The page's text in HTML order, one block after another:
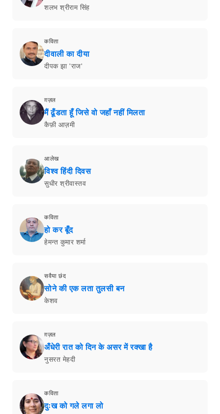
शलभ श्रीराम सिंह
कविता
दीवाली का दीया
दीपक झा 'राज'
ग़ज़ल
मैं ढूँडता हूँ जिसे वो जहाँ नहीं मिलता
कैफ़ी आज़मी
आलेख
विश्व हिंदी दिवस
सुधीर श्रीवास्तव
कविता
हो कर बूँद
हेमन्त कुमार शर्मा
सवैया छंद
सोने की एक लता तुलसी बन
केशव
ग़ज़ल
अँधेरी रात को दिन के असर में रक्खा है
नुसरत मेहदी
कविता
दुःख को गले लगा लो